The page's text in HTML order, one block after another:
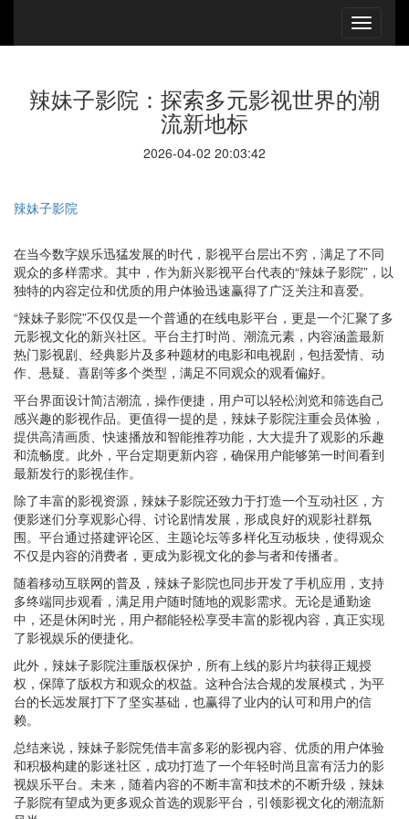
辣妹子影院：探索多元影视世界的潮
流新地标
2026-04-02 20:03:42
辣妹子影院
在当今数字娱乐迅猛发展的时代，影视平台层出不穷，满足了不同
观众的多样需求。其中，作为新兴影视平台代表的“辣妹子影院”，以
独特的内容定位和优质的用户体验迅速赢得了广泛关注和喜爱。
“辣妹子影院”不仅仅是一个普通的在线电影平台，更是一个汇聚了多
元影视文化的新兴社区。平台主打时尚、潮流元素，内容涵盖最新
热门影视剧、经典影片及多种题材的电影和电视剧，包括爱情、动
作、悬疑、喜剧等多个类型，满足不同观众的观看偏好。
平台界面设计简洁潮流，操作便捷，用户可以轻松浏览和筛选自己
感兴趣的影视作品。更值得一提的是，辣妹子影院注重会员体验，
提供高清画质、快速播放和智能推荐功能，大大提升了观影的乐趣
和流畅度。此外，平台定期更新内容，确保用户能够第一时间看到
最新发行的影视佳作。
除了丰富的影视资源，辣妹子影院还致力于打造一个互动社区，方
便影迷们分享观影心得、讨论剧情发展，形成良好的观影社群氛
围。平台通过搭建评论区、主题论坛等多样化互动板块，使得观众
不仅是内容的消费者，更成为影视文化的参与者和传播者。
随着移动互联网的普及，辣妹子影院也同步开发了手机应用，支持
多终端同步观看，满足用户随时随地的观影需求。无论是通勤途
中，还是休闲时光，用户都能轻松享受丰富的影视内容，真正实现
了影视娱乐的便捷化。
此外，辣妹子影院注重版权保护，所有上线的影片均获得正规授
权，保障了版权方和观众的权益。这种合法合规的发展模式，为平
台的长远发展打下了坚实基础，也赢得了业内的认可和用户的信
赖。
总结来说，辣妹子影院凭借丰富多彩的影视内容、优质的用户体验
和积极构建的影迷社区，成功打造了一个年轻时尚且富有活力的影
视娱乐平台。未来，随着内容的不断丰富和技术的不断升级，辣妹
子影院有望成为更多观众首选的观影平台，引领影视文化的潮流新